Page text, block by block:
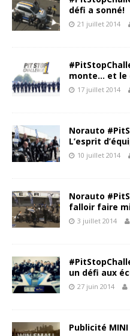
défi a sonné!
21 juillet 2014
monte… et le
17 juillet 2014
Norauto
L’esprit
10 juillet 2014
Norauto
falloir faire
3 juillet 2014
un défi aux
27 juin 2014
Publicité MINI